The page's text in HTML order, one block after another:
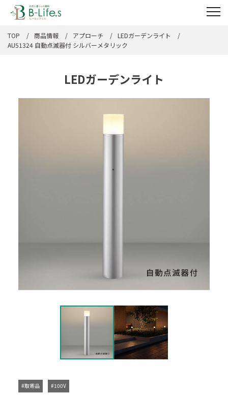
TOP 商品情報 アプローチ
LEDガーデンライト
AU51324 自動点滅器付 シルバーメタリック
LEDガーデンライト
#取寄品 #100V